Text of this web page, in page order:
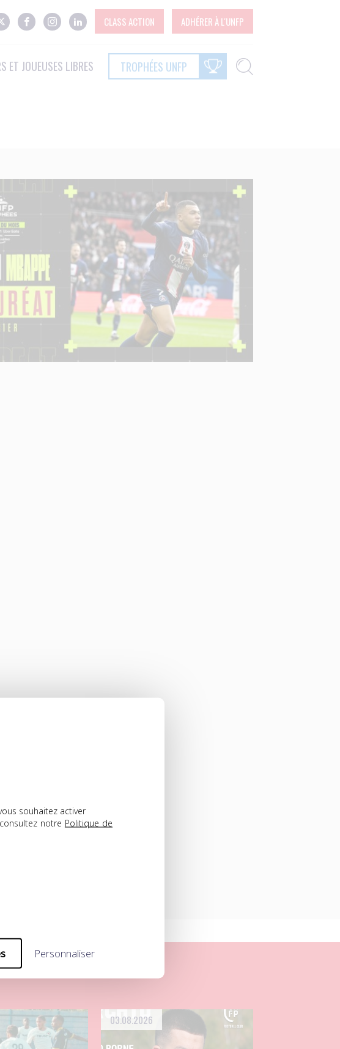
souhaitez activer
notre Politique de
Personnaliser
CLASS ACTION ADHÉRER À L'UNFP
ET JOUEUSES LIBRES TROPHÉES UNFP
03.08.2026